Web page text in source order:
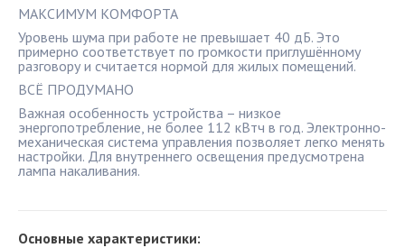
МАКСИМУМ КОМФОРТА
Уровень шума при работе не превышает 40 дБ. Это
примерно соответствует по громкости приглушённому
разговору и считается нормой для жилых помещений.
ВСЁ ПРОДУМАНО
Важная особенность устройства – низкое
энергопотребление, не более 112 кВтч в год. Электронно-
механическая система управления позволяет легко менять
настройки. Для внутреннего освещения предусмотрена
лампа накаливания.
Основные характеристики: